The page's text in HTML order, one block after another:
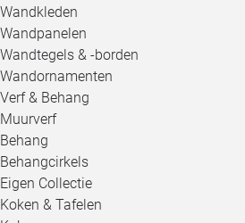
Wandkleden
Wandpanelen
Wandtegels & -borden
Wandornamenten
Verf & Behang
Muurverf
Behang
Behangcirkels
Eigen Collectie
Koken & Tafelen